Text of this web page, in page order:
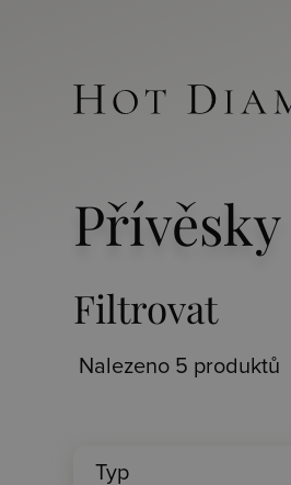
Přívěsky
Filtrovat
Nalezeno 5 produktů
Typ